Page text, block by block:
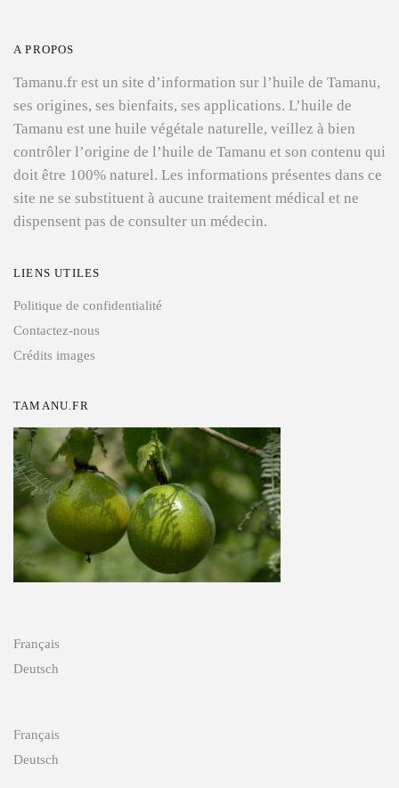
A PROPOS
Tamanu.fr est un site d’information sur l’huile de Tamanu,
ses origines, ses bienfaits, ses applications. L’huile de
Tamanu est une huile végétale naturelle, veillez à bien
contrôler l’origine de l’huile de Tamanu et son contenu qui
doit être 100% naturel. Les informations présentes dans ce
site ne se substituent à aucune traitement médical et ne
dispensent pas de consulter un médecin.
LIENS UTILES
Politique de confidentialité
Contactez-nous
Crédits images
TAMANU.FR
Français
Deutsch
Français
Deutsch